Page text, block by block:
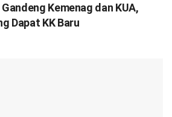
Kemenag dan KUA,
Dapat KK Baru